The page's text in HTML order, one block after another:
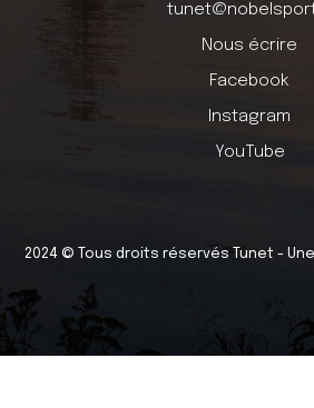
Nous écrire
Facebook
Instagram
YouTube
2024 © Tous droits réservés Tunet -